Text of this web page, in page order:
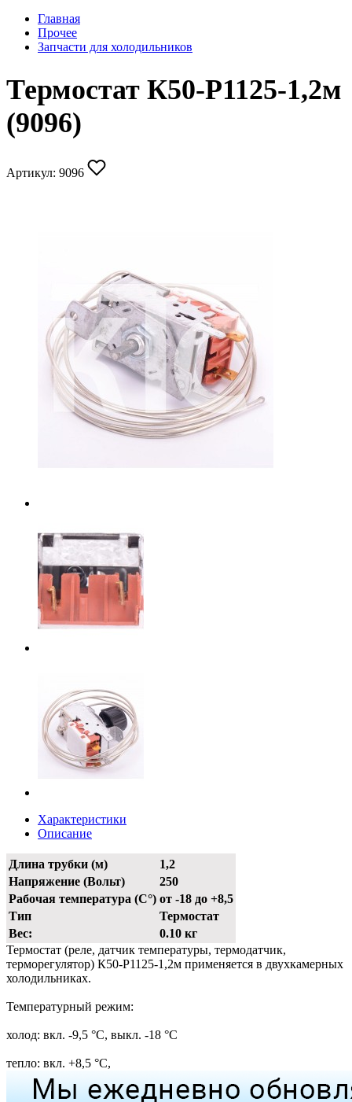
Главная
Прочее
Запчасти для холодильников
Термостат К50-Р1125-1,2м
(9096)
Артикул: 9096
Характеристики
Описание
Длина трубки (м)
1,2
Напряжение (Вольт)
250
Рабочая температура (С°) от -18 до +8,5
Тип
Термостат
Вес:
0.10 кг
Термостат (реле, датчик температуры, термодатчик,
терморегулятор) К50-Р1125-1,2м применяется в двухкамерных
холодильниках.
Температурный режим:
холод: вкл. -9,5 °С, выкл. -18 °С
тепло: вкл. +8,5 °С,